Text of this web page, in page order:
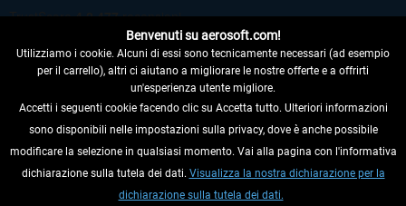
RECEDERE DAL CONTRATTO
INFORMAZIONI
Benvenuti su aerosoft.com!
Utilizziamo i cookie. Alcuni di essi sono tecnicamente necessari (ad esempio
per il carrello), altri ci aiutano a migliorare le nostre offerte e a offrirti
un'esperienza utente migliore.
Accetti i seguenti cookie facendo clic su Accetta tutto. Ulteriori informazioni
sono disponibili nelle impostazioni sulla privacy, dove è anche possibile
modificare la selezione in qualsiasi momento. Vai alla pagina con l'informativa
dichiarazione sulla tutela dei dati. Visualizza la nostra dichiarazione per la
dichiarazione sulla tutela dei dati.